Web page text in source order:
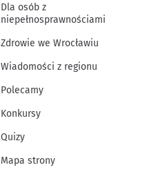
Dla osób z
niepełnosprawnościami
Zdrowie we Wrocławiu
Wiadomości z regionu
Polecamy
Konkursy
Quizy
Mapa strony